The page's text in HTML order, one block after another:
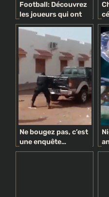
Football: Découvrez
les joueurs qui ont
fait recours à la
chirurgie esthétique
Ne bougez pas, c’est
une enquête…
politique !